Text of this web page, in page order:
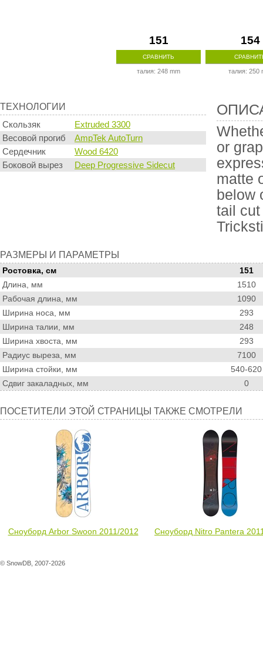
151
СРАВНИТЬ
талия: 248 mm
154
талия: 250
Технологии
ТЕХНОЛОГИИ
Скользяк
Extruded 3300
Весовой прогиб
AmpTek AutoTurn
Сердечник
Wood 6420
Боковой вырез
Deep Progressive Sidecut
Описание
or
matte
below
tail
Размеры
и
параметры
РАЗМЕРЫ И ПАРАМЕТРЫ
Ростовка, см
151
Длина, мм
1510
Рабочая длина, мм
1090
Ширина носа, мм
293
Ширина талии, мм
248
Ширина хвоста, мм
293
Радиус выреза, мм
7100
Ширина стойки, мм
540-620
Сдвиг закаладных, мм
0
Посетители
этой
ПОСЕТИТЕЛИ ЭТОЙ СТРАНИЦЫ ТАКЖЕ СМОТРЕЛИ
Сноуборд Arbor Swoon 2011/2012 Сноуборд Nitro Pantera
© SnowDB, 2007-2026